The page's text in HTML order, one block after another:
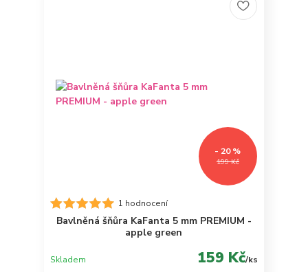
199 Kč
- 20 %
1 hodnocení
Bavlněná šňůra KaFanta 5 mm PREMIUM -
apple green
159 Kč/ks
Skladem